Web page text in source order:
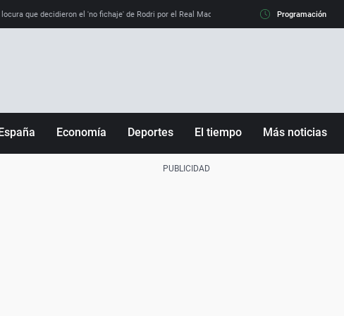
que decidieron el 'no fichaje' de Rodri por el Real Madrid y su 'sí' al Barça La llamada
Programación
Economía Deportes El tiempo Más noticias